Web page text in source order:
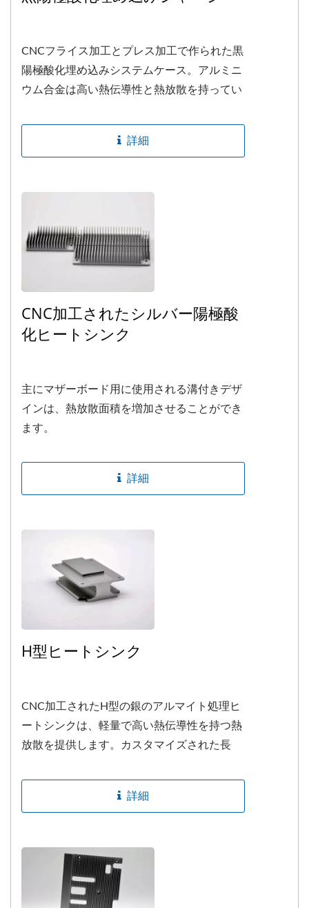
CNCフライス加工とプレス加工で作られた黒
陽極酸化埋め込みシステムケース。アルミニ
ウム合金は高い熱伝導性と熱放散を持ってい
ビスも提供します。
詳細
CNC加工されたシルバー陽極酸
化ヒートシンク
主にマザーボード用に使用される溝付きデザ
インは、熱放散面積を増加させることができ
ます。
詳細
H型ヒートシンク
CNC加工されたH型の銀のアルマイト処理ヒ
ートシンクは、軽量で高い熱伝導性を持つ熱
放散を提供します。カスタマイズされた長
詳細